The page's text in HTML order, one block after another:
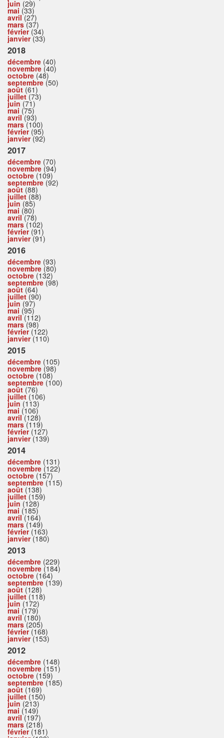
juin (29)
mai (33)
avril(27)
mars(37)
février(34)
janvier(33)
2018
décembre (40)
novembre (40)
octobre (48)
septembre (50)
août (61)
juillet(73)
juin (71)
mai (75)
avril(93)
mars(100)
février(95)
janvier(92)
2017
décembre (70)
novembre (94)
octobre (109)
septembre (92)
août (88)
juillet(88)
juin (85)
mai (80)
avril(78)
mars(102)
février(91)
janvier(91)
2016
décembre (93)
novembre (80)
octobre (132)
septembre (98)
août (64)
juillet(90)
juin (97)
mai (95)
avril(112)
mars(98)
février(122)
janvier(110)
2015
décembre (105)
novembre (98)
octobre (108)
septembre (100)
août (76)
juillet(106)
juin (113)
mai (106)
avril(128)
mars(119)
février(127)
janvier(139)
2014
décembre (131)
novembre (122)
octobre (157)
septembre (115)
août (138)
juillet(159)
juin (128)
mai (185)
avril(164)
mars(149)
février(163)
janvier(180)
2013
décembre (229)
novembre (184)
octobre (164)
septembre (139)
août (128)
juillet(118)
juin (172)
mai (179)
avril(180)
mars(205)
février(168)
janvier(153)
2012
décembre (148)
novembre (151)
octobre (159)
septembre (185)
août (169)
juillet(150)
juin (213)
mai (149)
avril(197)
mars(218)
février(181)